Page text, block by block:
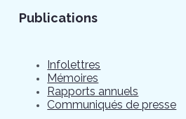
Publications
Infolettres
Mémoires
Rapports annuels
Communiqués de presse